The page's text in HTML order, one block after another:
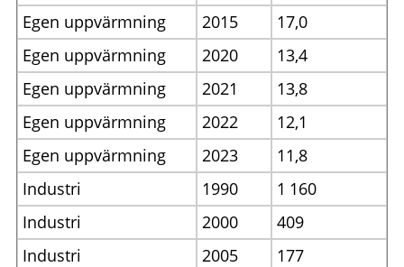
Egen uppvärmning
2015
17,0
Egen uppvärmning
2020
13,4
Egen uppvärmning
2021
13,8
Egen uppvärmning
2022
12,1
Egen uppvärmning
2023
11,8
Industri
1990 1 160
Industri
2000
409
Industri
2005
177